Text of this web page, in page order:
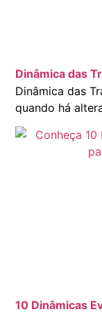
Dinâmica das
Dinâmica das
quando há
10 Dinâmicas